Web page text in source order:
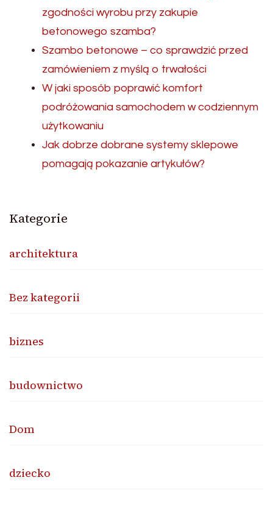
zgodności wyrobu przy zakupie
betonowego szamba?
Szambo betonowe – co sprawdzić przed
zamówieniem z myślą o trwałości
W jaki sposób poprawić komfort
podróżowania samochodem w codziennym
użytkowaniu
Jak dobrze dobrane systemy sklepowe
pomagają pokazanie artykułów?
Kategorie
architektura
Bez kategorii
biznes
budownictwo
Dom
dziecko